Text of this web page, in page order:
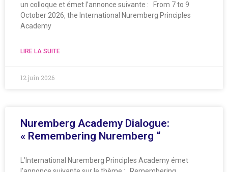
un colloque et émet l’annonce suivante : From 7 to 9
October 2026, the International Nuremberg Principles
Academy
LIRE LA SUITE
12 juin 2026
Nuremberg Academy Dialogue:
« Remembering Nuremberg “
L’International Nuremberg Principles Academy émet